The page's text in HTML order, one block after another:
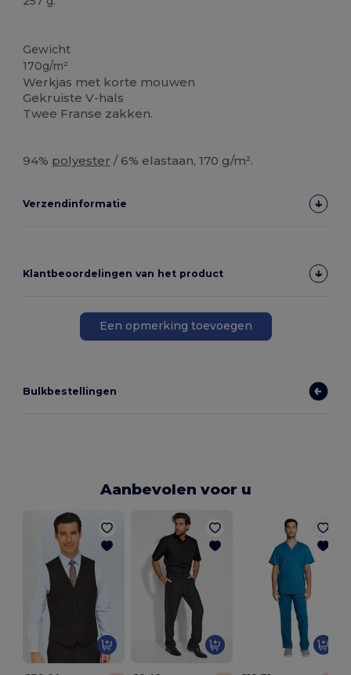
Gewicht
170g/m²
Werkjas met korte mouwen
Gekruiste V-hals
Twee Franse zakken.
94% polyester / 6% elastaan, 170 g/m².
Verzendinformatie
Klantbeoordelingen van het product
Een opmerking toevoegen
Bulkbestellingen
Aanbevolen voor u